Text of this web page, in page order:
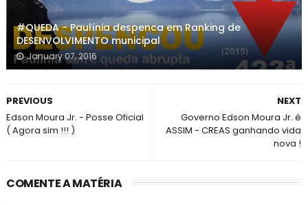
#QUEDA - Paulínia despenca em Ranking de
DESENVOLVIMENTO municipal
January 07, 2016
NEXT
Governo Edson Moura Jr. é
ASSIM - CREAS ganhando vida
nova !
PREVIOUS
Edson Moura Jr. - Posse Oficial
( Agora sim !!! )
COMENTE A MATÉRIA